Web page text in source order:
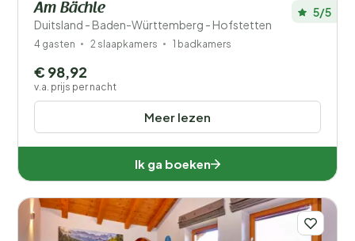
Am Bächle
Duitsland - Baden-Württemberg - Hofstetten
5/5
4 gasten 2 slaapkamers 1 badkamers
Meer lezen
€ 98,92
v.a. prijs per nacht
Ik ga boeken